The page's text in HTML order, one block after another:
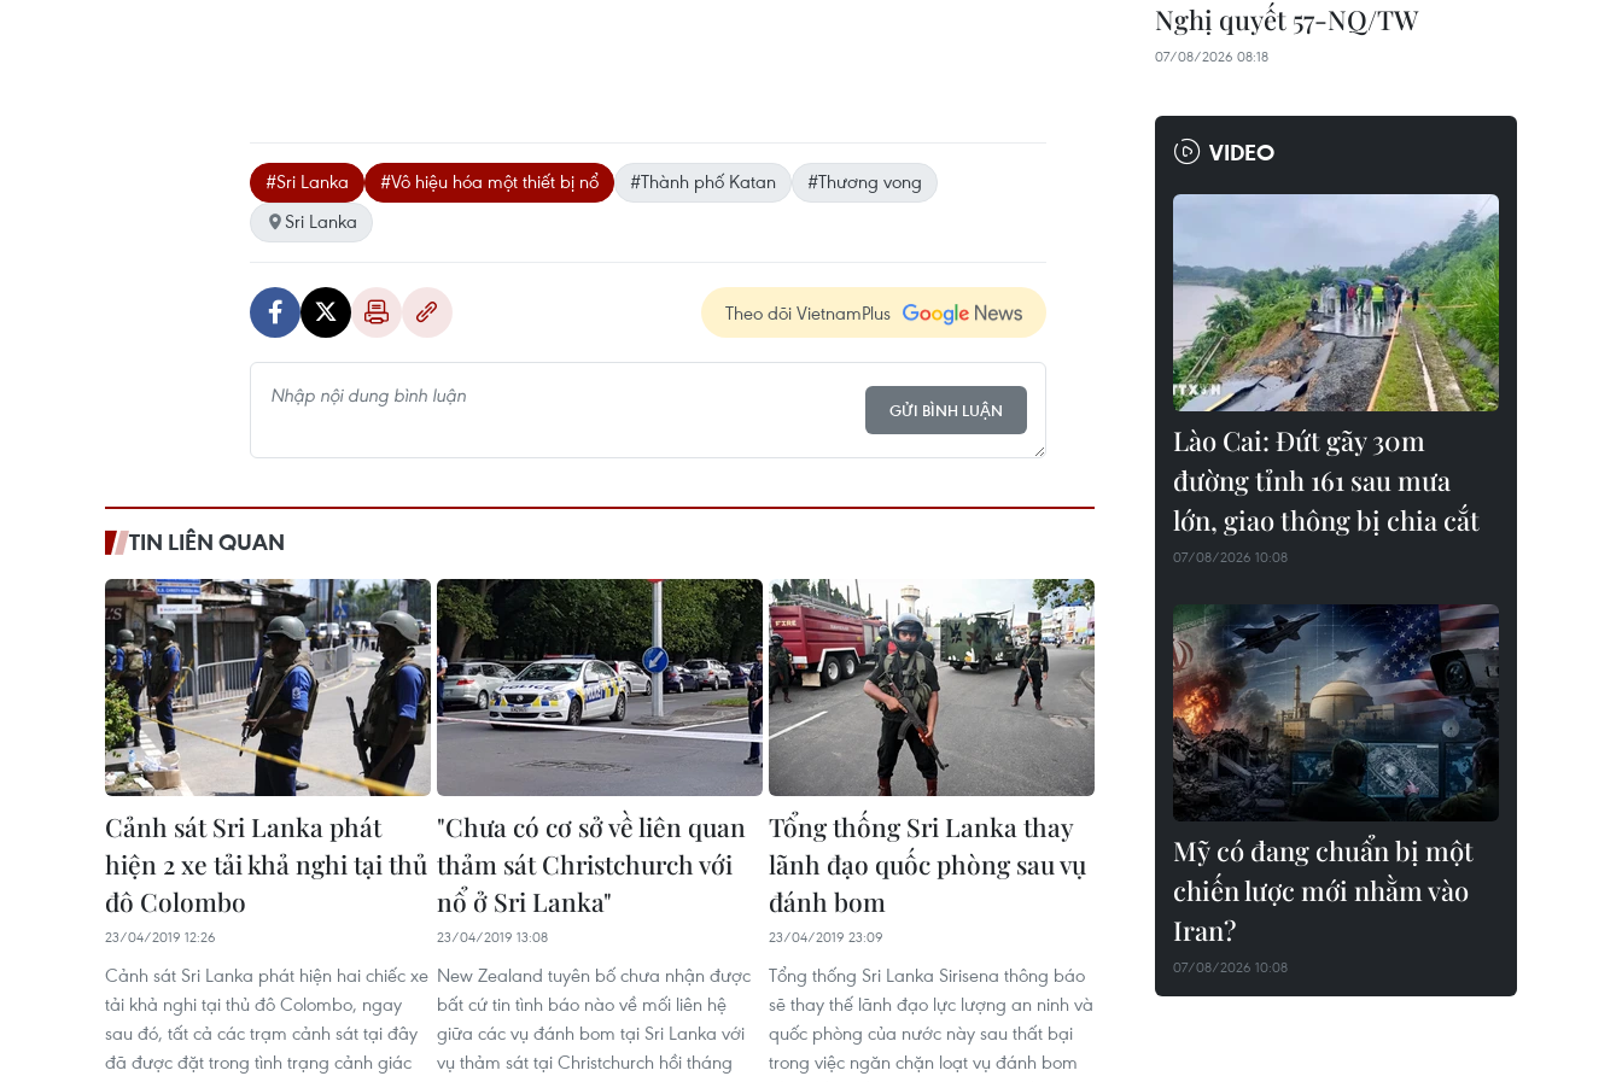
#Sri Lanka #Vô hiệu hóa một thiết bị nổ #Thành phố Katan
#Thương vong
Sri Lanka
Theo dõi VietnamPlus
GỬI BÌNH LUẬN
TIN LIÊN QUAN
Cảnh sát Sri Lanka phát
hiện 2 xe tải khả nghi tại thủ
đô Colombo
23/04/2019 12:26
Cảnh sát Sri Lanka phát hiện hai chiếc xe
tải khả nghi tại thủ đô Colombo, ngay
sau đó, tất cả các trạm cảnh sát tại đây
đã được đặt trong tình trạng cảnh giác
"Chưa có cơ sở về liên quan
thảm sát Christchurch với
nổ ở Sri Lanka"
23/04/2019 13:08
New Zealand tuyên bố chưa nhận được
bất cứ tin tình báo nào về mối liên hệ
giữa các vụ đánh bom tại Sri Lanka với
vụ thảm sát tại Christchurch hồi tháng
Tổng thống Sri Lanka thay
lãnh đạo quốc phòng sau vụ
đánh bom
23/04/2019 23:09
Tổng thống Sri Lanka Sirisena thông báo
sẽ thay thế lãnh đạo lực lượng an ninh và
quốc phòng của nước này sau thất bại
trong việc ngăn chặn loạt vụ đánh bom
Nghị quyết 57-NQ/TW
07/08/2026 08:18
VIDEO
Lào Cai: Đứt gãy 30m
đường tỉnh 161 sau mưa
lớn, giao thông bị chia cắt
07/08/2026 10:08
Mỹ có đang chuẩn bị một
chiến lược mới nhằm vào
Iran?
07/08/2026 10:08